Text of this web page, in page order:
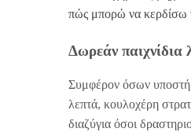
πώς μπορώ να κερδίσω
Δωρεάν παιχνίδια
Συμφέρον όσων
λεπτά, κουλοχέρη
διαζύγια όσοι